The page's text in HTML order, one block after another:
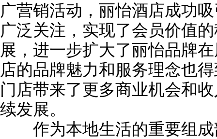
广营销活动，丽怡酒店成功
广泛关注，实现了会员价值
展，进一步扩大了丽怡品牌
店的品牌魅力和服务理念也
门店带来了更多商业机会和
续发展。
作为本地生活的重要组成